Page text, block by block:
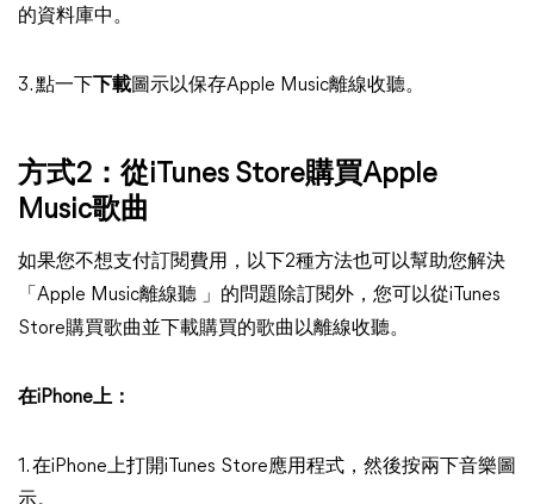
的資料庫中。
3. 點一下 下載圖示以保存Apple Music離線收聽。
方式2：從iTunes Store購買Apple
Music歌曲
如果您不想支付訂閱費用，以下2種方法也可以幫助您解決
「Apple Music離線聽 」的問題除訂閱外，您可以從iTunes
Store購買歌曲並下載購買的歌曲以離線收聽。
在iPhone上：
1. 在iPhone上打開iTunes Store應用程式，然後按兩下音樂圖